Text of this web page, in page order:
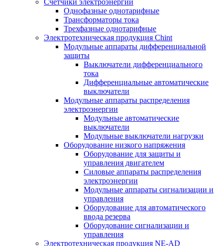
Однофазные однотарифные
Трансформаторы тока
Трехфазные однотарифные
Электротехническая продукция Chint
Модульные аппараты дифференциальной
защиты
Выключатели дифференциального
тока
Дифференциальные автоматические
выключатели
Модульные аппараты распределения
электроэнергии
Модульные автоматические
выключатели
Модульные выключатели нагрузки
Оборудование низкого напряжения
Оборудование для защиты и
управления двигателем
Силовые аппараты распределения
электроэнергии
Модульные аппараты сигнализации и
управления
Оборудование для автоматического
ввода резерва
Оборудование сигнализации и
управления
Электротехническая продукция NE-AD